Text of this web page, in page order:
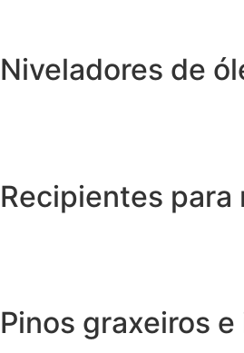
Niveladores de
Recipientes para
Pinos graxeiros